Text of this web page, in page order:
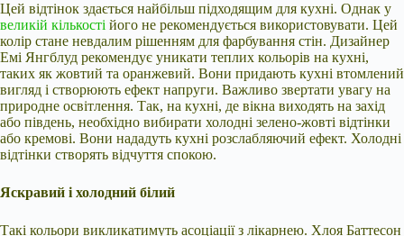
Цей відтінок здається найбільш підходящим для кухні. Однак у
великій кількості його не рекомендується використовувати. Цей
колір стане невдалим рішенням для фарбування стін. Дизайнер
Емі Янгблуд рекомендує уникати теплих кольорів на кухні,
таких як жовтий та оранжевий. Вони придають кухні втомлений
вигляд і створюють ефект напруги. Важливо звертати увагу на
природне освітлення. Так, на кухні, де вікна виходять на захід
або південь, необхідно вибирати холодні зелено-жовті відтінки
або кремові. Вони нададуть кухні розслабляючий ефект. Холодні
відтінки створять відчуття спокою.
Яскравий і холодний білий
Такі кольори викликатимуть асоціації з лікарнею. Хлоя Баттесон